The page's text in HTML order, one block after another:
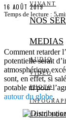
VIVANT
NOS
MEDIAS
AUDIO
VIDÉO
PHOTO
LONG
16 AOÛT 2019
Temps de lecture : 5
Comment retarder
potentielle serait
atmosphérique
sont, en effet, si
potable ni pour
autour du globe.